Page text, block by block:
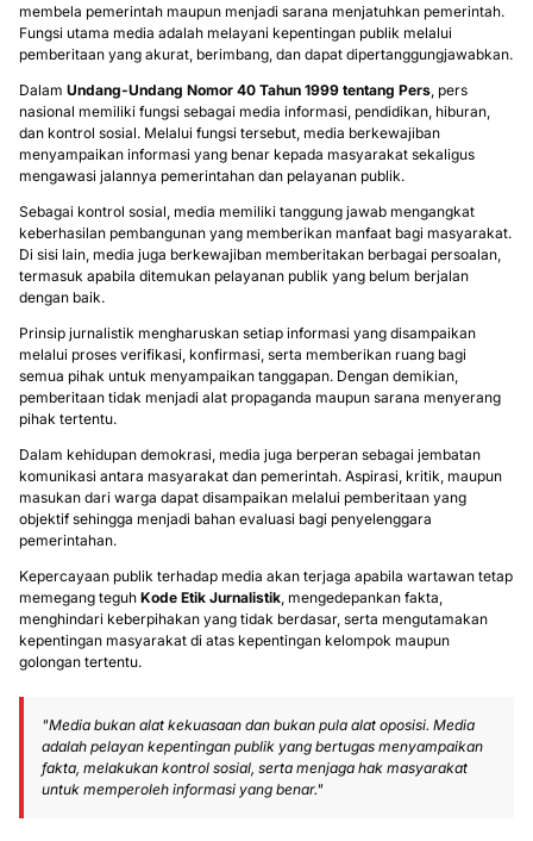
membela pemerintah maupun menjadi sarana menjatuhkan pemerintah.
Fungsi utama media adalah melayani kepentingan publik melalui
pemberitaan yang akurat, berimbang, dan dapat dipertanggungjawabkan.
Dalam Undang-Undang Nomor 40 Tahun 1999 tentang Pers , pers
nasional memiliki fungsi sebagai media informasi, pendidikan, hiburan,
dan kontrol sosial. Melalui fungsi tersebut, media berkewajiban
menyampaikan informasi yang benar kepada masyarakat sekaligus
mengawasi jalannya pemerintahan dan pelayanan publik.
Sebagai kontrol sosial, media memiliki tanggung jawab mengangkat
keberhasilan pembangunan yang memberikan manfaat bagi masyarakat.
Di sisi lain, media juga berkewajiban memberitakan berbagai persoalan,
termasuk apabila ditemukan pelayanan publik yang belum berjalan
dengan baik.
Prinsip jurnalistik mengharuskan setiap informasi yang disampaikan
melalui proses verifikasi, konfirmasi, serta memberikan ruang bagi
semua pihak untuk menyampaikan tanggapan. Dengan demikian,
pemberitaan tidak menjadi alat propaganda maupun sarana menyerang
pihak tertentu.
Dalam kehidupan demokrasi, media juga berperan sebagai jembatan
komunikasi antara masyarakat dan pemerintah. Aspirasi, kritik, maupun
masukan dari warga dapat disampaikan melalui pemberitaan yang
objektif sehingga menjadi bahan evaluasi bagi penyelenggara
pemerintahan.
Kepercayaan publik terhadap media akan terjaga apabila wartawan tetap
memegang teguh Kode Etik Jurnalistik , mengedepankan fakta,
menghindari keberpihakan yang tidak berdasar, serta mengutamakan
kepentingan masyarakat di atas kepentingan kelompok maupun
golongan tertentu.
"Media bukan alat kekuasaan dan bukan pula alat oposisi. Media
adalah pelayan kepentingan publik yang bertugas menyampaikan
fakta, melakukan kontrol sosial, serta menjaga hak masyarakat
untuk memperoleh informasi yang benar."